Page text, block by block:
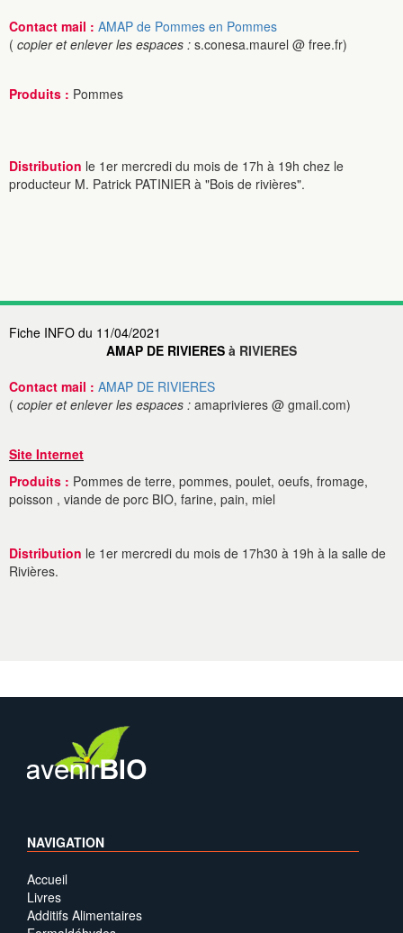
Contact mail : AMAP de Pommes en Pommes
( copier et enlever les espaces : s.conesa.maurel @ free.fr)
Produits : Pommes
Distribution le 1er mercredi du mois de 17h à 19h chez le
producteur M. Patrick PATINIER à "Bois de rivières".
Fiche INFO du 11/04/2021
AMAP DE RIVIERES à RIVIERES
Contact mail : AMAP DE RIVIERES
( copier et enlever les espaces : amaprivieres @ gmail.com)
Site Internet
Produits : Pommes de terre, pommes, poulet, oeufs, fromage,
poisson , viande de porc BIO, farine, pain, miel
Distribution le 1er mercredi du mois de 17h30 à 19h à la salle de
Rivières.
NAVIGATION
Accueil
Livres
Additifs Alimentaires